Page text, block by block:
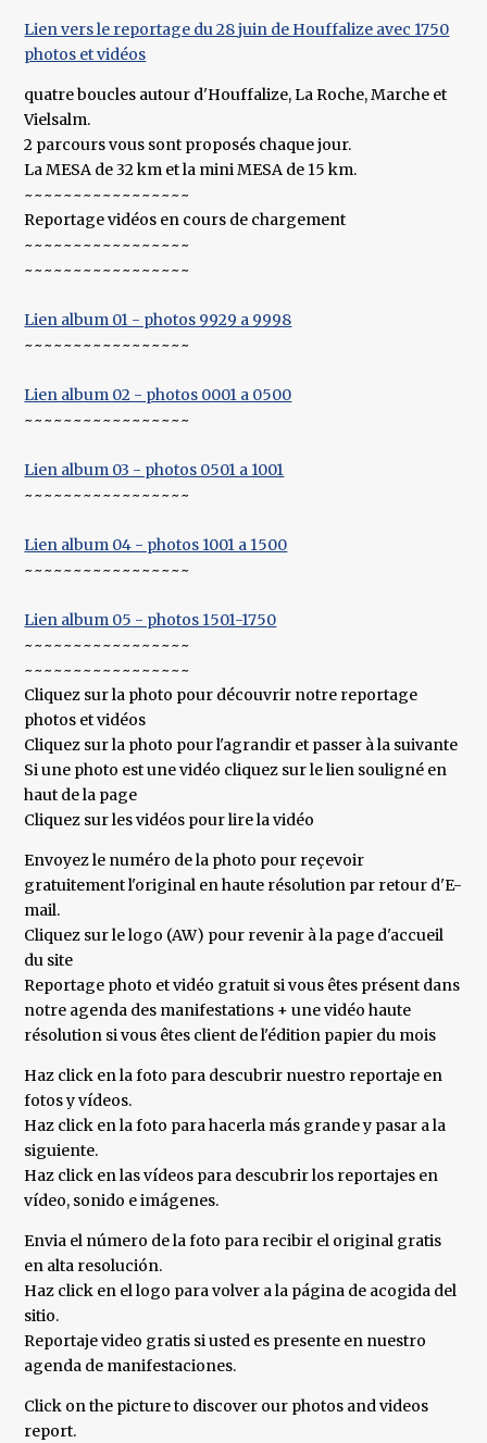
Lien vers le reportage du 28 juin de Houffalize avec 1750
photos et vidéos
quatre boucles autour d'Houffalize, La Roche, Marche et
Vielsalm.
2 parcours vous sont proposés chaque jour.
La MESA de 32 km et la mini MESA de 15 km.
~~~~~~~~~~~~~~~~~
Reportage vidéos en cours de chargement
~~~~~~~~~~~~~~~~~
~~~~~~~~~~~~~~~~~
Lien album 01 - photos 9929 a 9998
~~~~~~~~~~~~~~~~~
Lien album 02 - photos 0001 a 0500
~~~~~~~~~~~~~~~~~
Lien album 03 - photos 0501 a 1001
~~~~~~~~~~~~~~~~~
Lien album 04 - photos 1001 a 1500
~~~~~~~~~~~~~~~~~
Lien album 05 - photos 1501-1750
~~~~~~~~~~~~~~~~~
~~~~~~~~~~~~~~~~~
Cliquez sur la photo pour découvrir notre reportage
photos et vidéos
Cliquez sur la photo pour l'agrandir et passer à la suivante
Si une photo est une vidéo cliquez sur le lien souligné en
haut de la page
Cliquez sur les vidéos pour lire la vidéo
Envoyez le numéro de la photo pour reçevoir
gratuitement l'original en haute résolution par retour d'E-
mail.
Cliquez sur le logo (AW) pour revenir à la page d'accueil
du site
Reportage photo et vidéo gratuit si vous êtes présent dans
notre agenda des manifestations + une vidéo haute
résolution si vous êtes client de l'édition papier du mois
Haz click en la foto para descubrir nuestro reportaje en
fotos y vídeos.
Haz click en la foto para hacerla más grande y pasar a la
siguiente.
Haz click en las vídeos para descubrir los reportajes en
vídeo, sonido e imágenes.
Envia el número de la foto para recibir el original gratis
en alta resolución.
Haz click en el logo para volver a la página de acogida del
sitio.
Reportaje video gratis si usted es presente en nuestro
agenda de manifestaciones.
Click on the picture to discover our photos and videos
report.